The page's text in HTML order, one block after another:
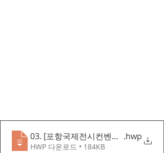
03. [포항국제전시컨벤션센터]
.hwp
HWP 다운로드 • 184KB